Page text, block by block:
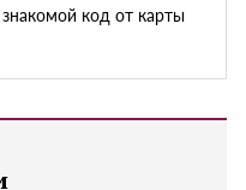
код от карты